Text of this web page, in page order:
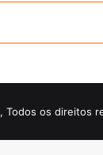
Todos os direitos